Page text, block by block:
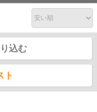
込む
ト